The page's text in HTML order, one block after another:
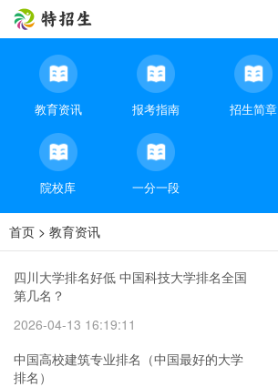
教育资讯 报考指南 招生简章
院校库 一分一段
首页 > 教育资讯
四川大学排名好低 中国科技大学排名全国
第几名？
2026-04-13 16:19:11
中国高校建筑专业排名（中国最好的大学
排名）